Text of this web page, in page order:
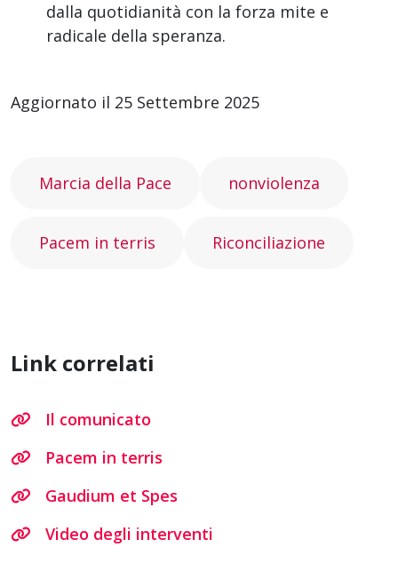
dalla quotidianità con la forza mite e
radicale della speranza.
Aggiornato il 25 Settembre 2025
Marcia della Pace nonviolenza
Pacem in terris Riconciliazione
Link correlati
Il comunicato
Pacem in terris
Gaudium et Spes
Video degli interventi